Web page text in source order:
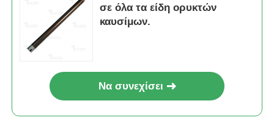
Αρχική Σελίδα
σε όλα τα είδη ορυκτών
καυσίμων.
Να συνεχίσει